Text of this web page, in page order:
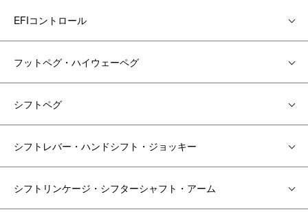
EFIコントロール
フットペグ・ハイウェーペグ
シフトペグ
シフトレバー・ハンドシフト・ジョッキー
シフトリンケージ・シフターシャフト・アーム